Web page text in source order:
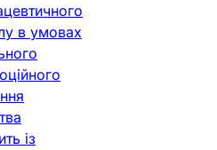
в умовах
із